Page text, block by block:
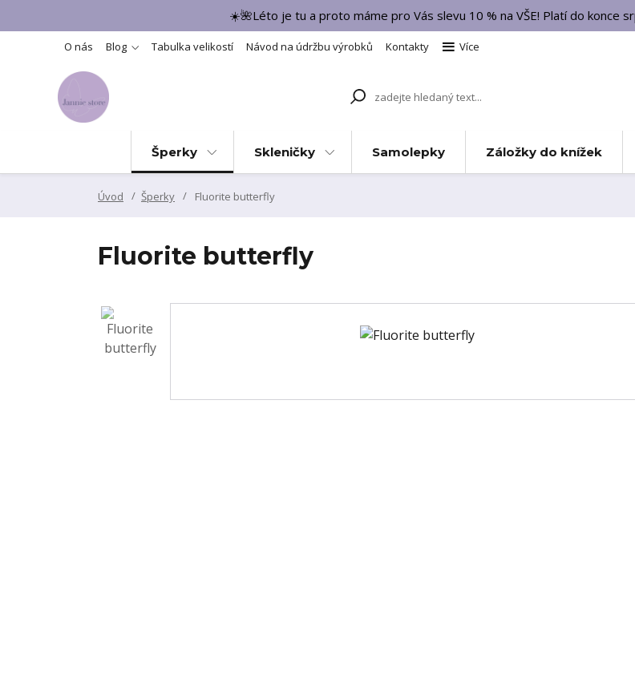
☀️🌺Léto je tu a proto máme pro Vás slevu 10 % na VŠE! Platí do konce
O nás Blog Tabulka velikostí Návod na údržbu výrobků Kontakty Více
Šperky Skleničky Samolepky Záložky do knížek
Úvod Šperky Fluorite butterfly
Fluorite butterfly